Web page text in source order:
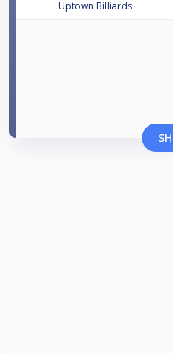
Uptown Billiards